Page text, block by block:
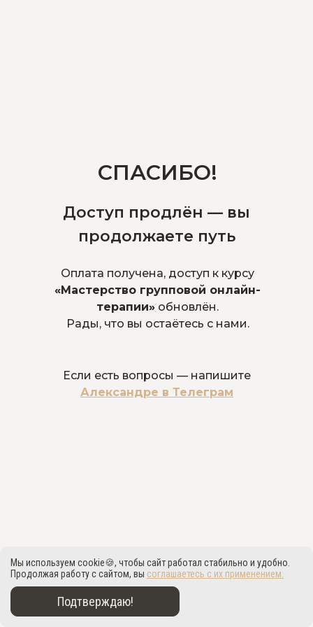
Если есть вопросы — напишите
Александре в Телеграм
Оплата получена, доступ к курсу
«Мастерство групповой онлайн-
терапии» обновлён.
Рады, что вы остаётесь с нами.
Доступ продлён — вы
продолжаете путь
СПАСИБО!
Мы используем cookie🍪, чтобы сайт работал стабильно и удобно.
Продолжая работу с сайтом, вы соглашаетесь с их применением.
Подтверждаю!